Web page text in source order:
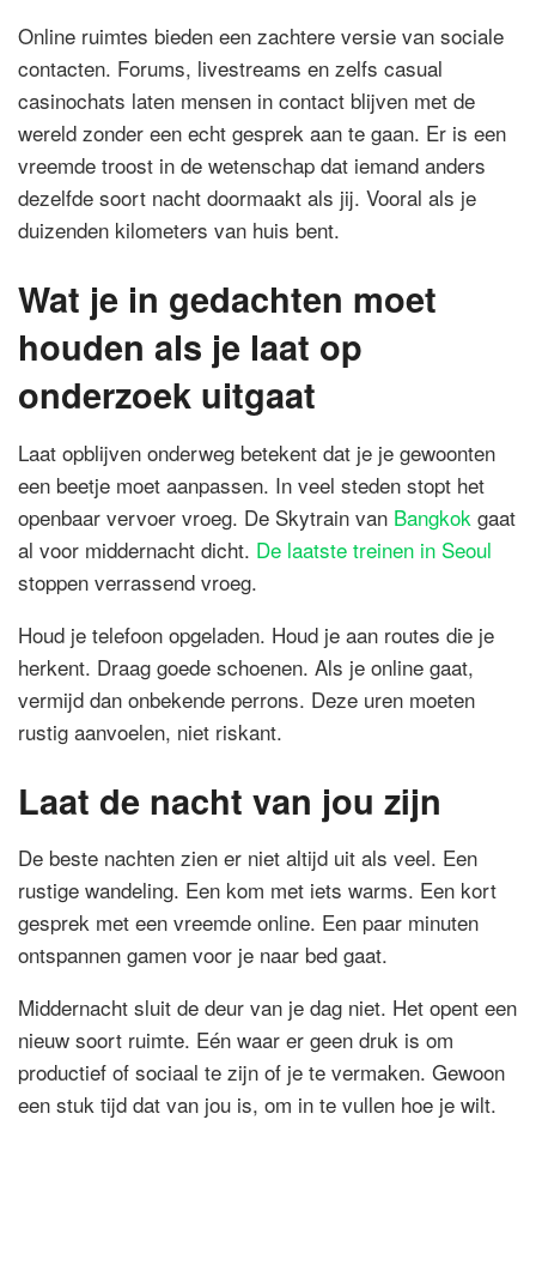
Online ruimtes bieden een zachtere versie van sociale
contacten. Forums, livestreams en zelfs casual
casinochats laten mensen in contact blijven met de
wereld zonder een echt gesprek aan te gaan. Er is een
vreemde troost in de wetenschap dat iemand anders
dezelfde soort nacht doormaakt als jij. Vooral als je
duizenden kilometers van huis bent.
Wat je in gedachten moet
houden als je laat op
onderzoek uitgaat
Laat opblijven onderweg betekent dat je je gewoonten
een beetje moet aanpassen. In veel steden stopt het
openbaar vervoer vroeg. De Skytrain van Bangkok gaat
al voor middernacht dicht. De laatste treinen in Seoul
stoppen verrassend vroeg.
Houd je telefoon opgeladen. Houd je aan routes die je
herkent. Draag goede schoenen. Als je online gaat,
vermijd dan onbekende perrons. Deze uren moeten
rustig aanvoelen, niet riskant.
Laat de nacht van jou zijn
De beste nachten zien er niet altijd uit als veel. Een
rustige wandeling. Een kom met iets warms. Een kort
gesprek met een vreemde online. Een paar minuten
ontspannen gamen voor je naar bed gaat.
Middernacht sluit de deur van je dag niet. Het opent een
nieuw soort ruimte. Eén waar er geen druk is om
productief of sociaal te zijn of je te vermaken. Gewoon
een stuk tijd dat van jou is, om in te vullen hoe je wilt.